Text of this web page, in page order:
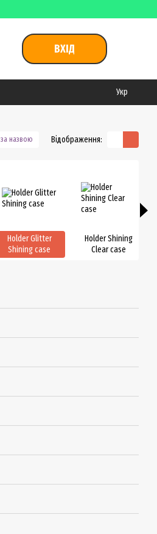
ВХІД
Укр
за назвою Відображення:
Holder Glitter
Shining case
Holder Shining
Clear case